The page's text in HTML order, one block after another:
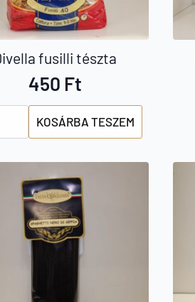
fusilli tészta
450 Ft
KOSÁRBA TESZEM